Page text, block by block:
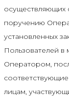
осуществляющих
поручению
установленных
Пользователей в
Оператором,
лицам,